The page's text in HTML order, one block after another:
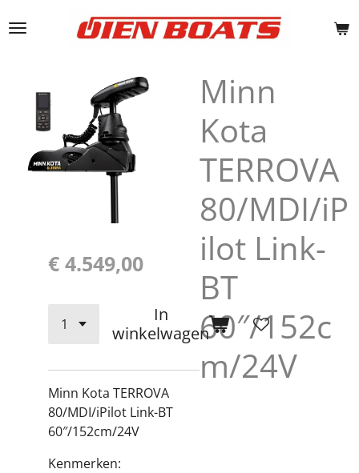
direct
hoofdinhoud
Minn
Kota
TERROVA
80/MDI/iP
ilot Link-
BT
60″/152c
m/24V
€ 4.549,00
In
winkelwagen
Minn Kota TERROVA
80/MDI/iPilot Link-BT
60″/152cm/24V
Kenmerken: